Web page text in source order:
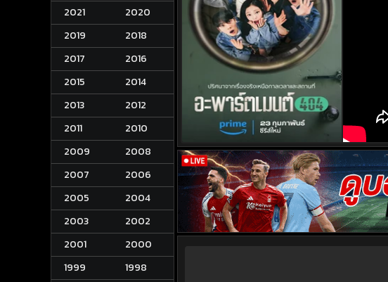
2021
2020
2019
2018
2017
2016
2015
2014
2013
2012
2011
2010
2009
2008
2007
2006
2005
2004
2003
2002
2001
2000
1999
1998